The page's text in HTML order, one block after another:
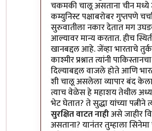
चकमकी चालू असताना चीन
कम्युनिस्ट पक्षाबरोबर गुप्तपणे
सुरुवातीला नकार देतात मग
आल्यावर मान्य करतात. हीच
खानबद्दल आहे. जेंव्हा भारताचे
काश्मीर प्रश्नात त्यांनी
दिल्याबद्दल वाजले होते आणि
शी चालू असलेला व्यापार बंद
त्याच वेळेस हे महाशय तेथील
भेट घेतात? ते सुद्धा यांच्या पत्नीने
सुरक्षित वाटत नाहीअसे जाहीर
असताना? यानंतर तुम्हाला सिनेमा